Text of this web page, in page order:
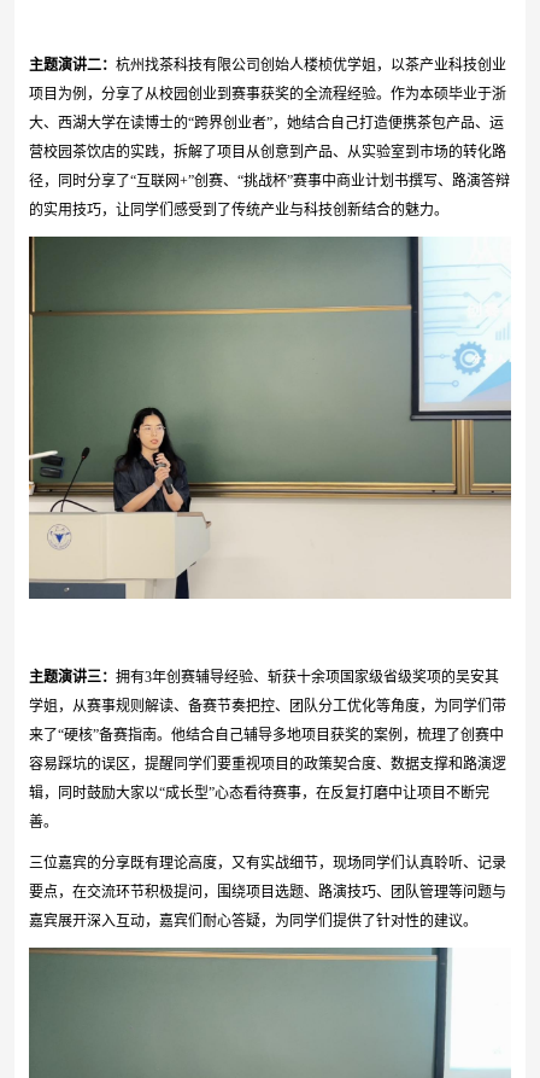
主题演讲二： 杭州找茶科技有限公司创始人楼桢优学姐，以茶产业科技创业
项目为例，分享了从校园创业到赛事获奖的全流程经验。作为本硕毕业于浙
大、西湖大学在读博士的“跨界创业者”，她结合自己打造便携茶包产品、运
营校园茶饮店的实践，拆解了项目从创意到产品、从实验室到市场的转化路
径，同时分享了“互联网+”创赛、“挑战杯”赛事中商业计划书撰写、路演答辩
的实用技巧，让同学们感受到了传统产业与科技创新结合的魅力。
主题演讲三： 拥有3年创赛辅导经验、斩获十余项国家级省级奖项的吴安其
学姐，从赛事规则解读、备赛节奏把控、团队分工优化等角度，为同学们带
来了“硬核”备赛指南。他结合自己辅导多地项目获奖的案例，梳理了创赛中
容易踩坑的误区，提醒同学们要重视项目的政策契合度、数据支撑和路演逻
辑，同时鼓励大家以“成长型”心态看待赛事，在反复打磨中让项目不断完
善。
三位嘉宾的分享既有理论高度，又有实战细节，现场同学们认真聆听、记录
要点，在交流环节积极提问，围绕项目选题、路演技巧、团队管理等问题与
嘉宾展开深入互动，嘉宾们耐心答疑，为同学们提供了针对性的建议。